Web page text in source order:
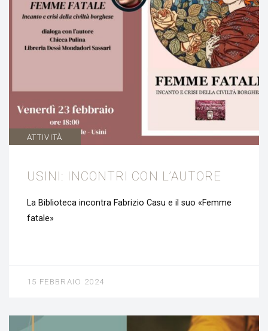
ATTIVITÀ
USINI: INCONTRI CON L’AUTORE
La Biblioteca incontra Fabrizio Casu e il suo «Femme
fatale»
15 FEBBRAIO 2024